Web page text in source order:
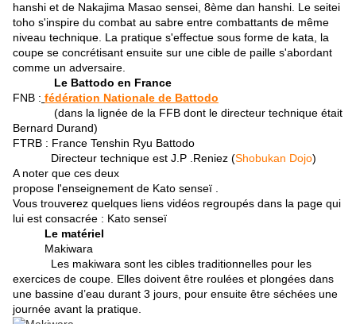
hanshi et de Nakajima Masao sensei, 8ème dan hanshi. Le seitei
toho s'inspire du combat au sabre entre combattants de même
niveau technique. La pratique s'effectue sous forme de kata, la
coupe se concrétisant ensuite sur une cible de paille s'abordant
comme un adversaire.
Le Battodo en France
FNB : fédération Nationale de Battodo
(dans la lignée de la FFB dont le directeur technique était
Bernard Durand)
FTRB : France Tenshin Ryu Battodo
Directeur technique est J.P .Reniez (Shobukan Dojo)
A noter que ces deux
propose l'enseignement de Kato senseï .
Vous trouverez quelques liens vidéos regroupés dans la page qui
lui est consacrée : Kato senseï
Le matériel
Makiwara
Les makiwara sont les cibles traditionnelles pour les
exercices de coupe. Elles doivent être roulées et plongées dans
une bassine d’eau durant 3 jours, pour ensuite être séchées une
journée avant la pratique.